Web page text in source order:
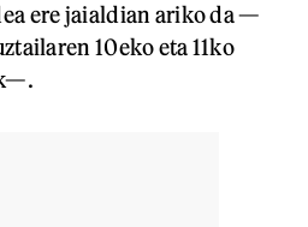
ere jaialdian ariko da —
10eko eta 11ko